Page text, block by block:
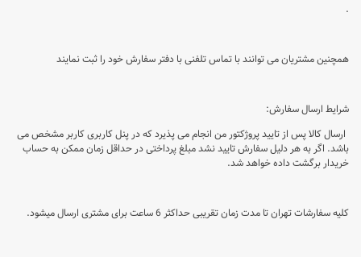
.
همچنین مشتریان می توانند با تماس تلفنی با دفتر سفارش خود را ثبت نمایند
شرایط ارسال سفارش:
ارسال کالا پس از تایید پروژکتور من انجام می پذیرد که در پنل کاربری کاربر مشخص می
باشد. اگر به هر دلیل سفارش تایید نشد مبلغ پرداختی در حداقل زمان ممکن به حساب
خریدار برگشت داده خواهد شد.
کلیه سفارشات تهران تا مدت زمان تقریبی حداکثر 6 ساعت برای مشتری ارسال میشود.